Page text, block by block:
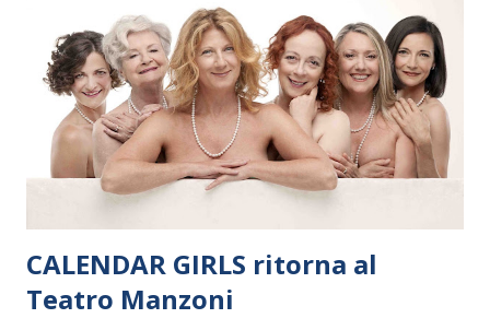
“Settembre dell’Accademia” dove si esibirà per il secondo anno
consecutivo. Il pubblico milanese avrà il piacere di applaudire i
giovani artisti della Baltic Sea Youth Philharmonic per la quarta
volta. L’orchestra, fondata nel 2008 da Kristjan Järvi (affiancato
da un prestigioso consiglio di consulent...
CALENDAR GIRLS ritorna al
Teatro Manzoni